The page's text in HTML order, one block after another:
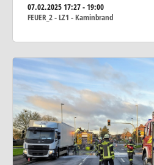
07.02.202517:27 - 19:00
FEUER_2 - LZ1 - Kaminbrand